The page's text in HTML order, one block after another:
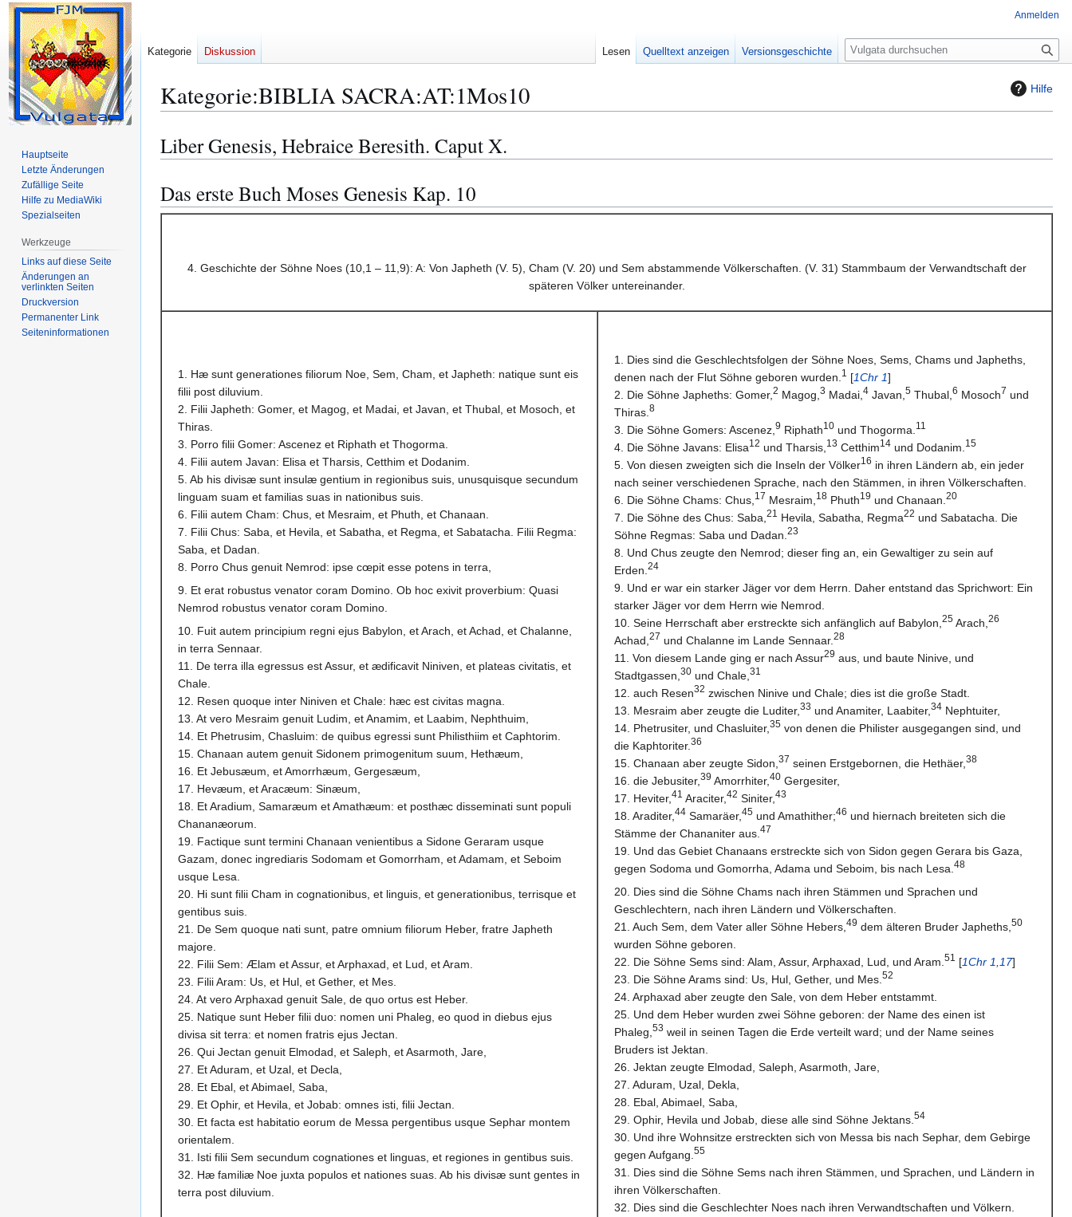
Hilfe
Kategorie:BIBLIA SACRA:AT:1Mos10
Zur
Navigation
Zur
Suche
Liber Genesis, Hebraice Beresith. Caput X.
Das erste Buch Moses Genesis Kap. 10
4. Geschichte der Söhne Noes (10,1 – 11,9): A: Von Japheth (V. 5), Cham (V. 20) und Sem abstammende Völkerschaften. (V. 31) Stammbaum der Verwandtschaft der
späteren Völker untereinander.
1. Hæ sunt generationes filiorum Noe, Sem, Cham, et Japheth: natique sunt eis
filii post diluvium.
2. Filii Japheth: Gomer, et Magog, et Madai, et Javan, et Thubal, et Mosoch, et
Thiras.
3. Porro filii Gomer: Ascenez et Riphath et Thogorma.
4. Filii autem Javan: Elisa et Tharsis, Cetthim et Dodanim.
5. Ab his divisæ sunt insulæ gentium in regionibus suis, unusquisque secundum
linguam suam et familias suas in nationibus suis.
6. Filii autem Cham: Chus, et Mesraim, et Phuth, et Chanaan.
7. Filii Chus: Saba, et Hevila, et Sabatha, et Regma, et Sabatacha. Filii Regma:
Saba, et Dadan.
8. Porro Chus genuit Nemrod: ipse cœpit esse potens in terra,
9. Et erat robustus venator coram Domino. Ob hoc exivit proverbium: Quasi
Nemrod robustus venator coram Domino.
10. Fuit autem principium regni ejus Babylon, et Arach, et Achad, et Chalanne,
in terra Sennaar.
11. De terra illa egressus est Assur, et ædificavit Niniven, et plateas civitatis, et
Chale.
12. Resen quoque inter Niniven et Chale: hæc est civitas magna.
13. At vero Mesraim genuit Ludim, et Anamim, et Laabim, Nephthuim,
14. Et Phetrusim, Chasluim: de quibus egressi sunt Philisthiim et Caphtorim.
15. Chanaan autem genuit Sidonem primogenitum suum, Hethæum,
16. Et Jebusæum, et Amorrhæum, Gergesæum,
17. Hevæum, et Aracæum: Sinæum,
18. Et Aradium, Samaræum et Amathæum: et posthæc disseminati sunt populi
Chananæorum.
19. Factique sunt termini Chanaan venientibus a Sidone Geraram usque
Gazam, donec ingrediaris Sodomam et Gomorrham, et Adamam, et Seboim
usque Lesa.
20. Hi sunt filii Cham in cognationibus, et linguis, et generationibus, terrisque et
gentibus suis.
21. De Sem quoque nati sunt, patre omnium filiorum Heber, fratre Japheth
majore.
22. Filii Sem: Ælam et Assur, et Arphaxad, et Lud, et Aram.
23. Filii Aram: Us, et Hul, et Gether, et Mes.
24. At vero Arphaxad genuit Sale, de quo ortus est Heber.
25. Natique sunt Heber filii duo: nomen uni Phaleg, eo quod in diebus ejus
divisa sit terra: et nomen fratris ejus Jectan.
26. Qui Jectan genuit Elmodad, et Saleph, et Asarmoth, Jare,
27. Et Aduram, et Uzal, et Decla,
28. Et Ebal, et Abimael, Saba,
29. Et Ophir, et Hevila, et Jobab: omnes isti, filii Jectan.
30. Et facta est habitatio eorum de Messa pergentibus usque Sephar montem
orientalem.
31. Isti filii Sem secundum cognationes et linguas, et regiones in gentibus suis.
32. Hæ familiæ Noe juxta populos et nationes suas. Ab his divisæ sunt gentes in
terra post diluvium.
1. Dies sind die Geschlechtsfolgen der Söhne Noes, Sems, Chams und Japheths,
denen nach der Flut Söhne geboren wurden. 1 [1Chr 1]
2. Die Söhne Japheths: Gomer, 2 Magog, 3 Madai, 4 Javan, 5 Thubal, 6 Mosoch7 und
Thiras. 8
3. Die Söhne Gomers: Ascenez, 9 Riphath10 und Thogorma. 11
4. Die Söhne Javans: Elisa12 und Tharsis, 13 Cetthim14 und Dodanim. 15
5. Von diesen zweigten sich die Inseln der Völker16 in ihren Ländern ab, ein jeder
nach seiner verschiedenen Sprache, nach den Stämmen, in ihren Völkerschaften.
6. Die Söhne Chams: Chus, 17 Mesraim, 18 Phuth19 und Chanaan. 20
7. Die Söhne des Chus: Saba, 21 Hevila, Sabatha, Regma22 und Sabatacha. Die
Söhne Regmas: Saba und Dadan. 23
8. Und Chus zeugte den Nemrod; dieser fing an, ein Gewaltiger zu sein auf
Erden. 24
9. Und er war ein starker Jäger vor dem Herrn. Daher entstand das Sprichwort: Ein
starker Jäger vor dem Herrn wie Nemrod.
10. Seine Herrschaft aber erstreckte sich anfänglich auf Babylon, 25 Arach, 26
Achad, 27 und Chalanne im Lande Sennaar. 28
11. Von diesem Lande ging er nach Assur29 aus, und baute Ninive, und
Stadtgassen, 30 und Chale, 31
12. auch Resen32 zwischen Ninive und Chale; dies ist die große Stadt.
13. Mesraim aber zeugte die Luditer, 33 und Anamiter, Laabiter, 34 Nephtuiter,
14. Phetrusiter, und Chasluiter, 35 von denen die Philister ausgegangen sind, und
die Kaphtoriter. 36
15. Chanaan aber zeugte Sidon, 37 seinen Erstgebornen, die Hethäer, 38
16. die Jebusiter, 39 Amorrhiter, 40 Gergesiter,
17. Heviter, 41 Araciter, 42 Siniter, 43
18. Araditer, 44 Samaräer, 45 und Amathither;46 und hiernach breiteten sich die
Stämme der Chananiter aus. 47
19. Und das Gebiet Chanaans erstreckte sich von Sidon gegen Gerara bis Gaza,
gegen Sodoma und Gomorrha, Adama und Seboim, bis nach Lesa. 48
20. Dies sind die Söhne Chams nach ihren Stämmen und Sprachen und
Geschlechtern, nach ihren Ländern und Völkerschaften.
21. Auch Sem, dem Vater aller Söhne Hebers, 49 dem älteren Bruder Japheths, 50
wurden Söhne geboren.
22. Die Söhne Sems sind: Alam, Assur, Arphaxad, Lud, und Aram. 51 [1Chr 1,17]
23. Die Söhne Arams sind: Us, Hul, Gether, und Mes. 52
24. Arphaxad aber zeugte den Sale, von dem Heber entstammt.
25. Und dem Heber wurden zwei Söhne geboren: der Name des einen ist
Phaleg, 53 weil in seinen Tagen die Erde verteilt ward; und der Name seines
Bruders ist Jektan.
26. Jektan zeugte Elmodad, Saleph, Asarmoth, Jare,
27. Aduram, Uzal, Dekla,
28. Ebal, Abimael, Saba,
29. Ophir, Hevila und Jobab, diese alle sind Söhne Jektans. 54
30. Und ihre Wohnsitze erstreckten sich von Messa bis nach Sephar, dem Gebirge
gegen Aufgang. 55
31. Dies sind die Söhne Sems nach ihren Stämmen, und Sprachen, und Ländern in
ihren Völkerschaften.
32. Dies sind die Geschlechter Noes nach ihren Verwandtschaften und Völkern.
Anmelden
Kategorie Diskussion Lesen Quelltext anzeigen Versionsgeschichte
S
u
e
Hauptseite
Letzte Änderungen
Zufällige Seite
Hilfe zu MediaWiki
Spezialseiten
Werkzeuge
Links auf diese Seite
Änderungen an
verlinkten Seiten
Druckversion
Permanenter Link
Seiten­­informationen